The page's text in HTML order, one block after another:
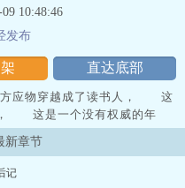
直达底部
10:48:46
发布
方应物穿越成了读书人， 这
， 这是一个没有权威的年
代
新章节
记